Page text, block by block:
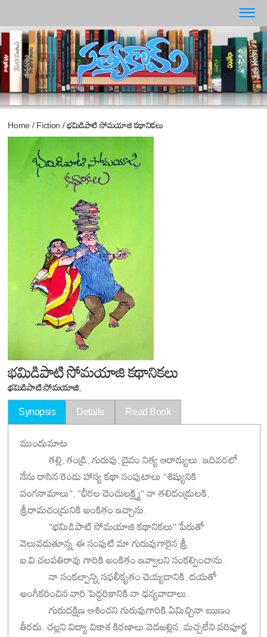
Home / Fiction / భమిడిపాటి సోమయాజి కథానికలు
భమిడిపాటి సోమయాజి కథానికలు
భమిడిపాటి సోమయాజి,
Synopsis Details Read Book
ముందుమాట
తల్లి, తండ్రి, గురువు, దైవం నిత్య ఆరాద్యులు. ఇదివరలో
నేను రాసిన రెండు హాస్య కథా సంపుటాలు ''శిష్యునికి
పంగనామాలు'', ''చీరల చెంచులక్ష్మి'' నా తలిదండ్రులకి,
శ్రీరామచంద్రునికి అంకితం ఇచ్చాను.
''భమిడిపాటి సోమయాజి కథానికలు'' పేరుతో
వెలువడుతూన్న ఈ సంపుటి మా గురువుగారైన శ్రీ
ఐ.వి.చలపతిరావు గారికి అంకితం ఇవ్వాలని సంకల్పించాను.
నా సంకల్పాన్ని సఫలీకృతం చెయ్యడానికి, దయతో
అంగీకరించిన వారి పెద్దరికానికి నా ధన్యవాదాలు.
గురుదక్షిణ ఆశించని గురువుగారికి ఏమిచ్చినా ఋణం
తీరదు. చల్లని విద్యా వికాశ కిరణాలు వెదజల్లిన, మచ్చలేని పరిపూర్ణ